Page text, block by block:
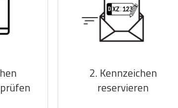
2. Kennzeichen
reservieren